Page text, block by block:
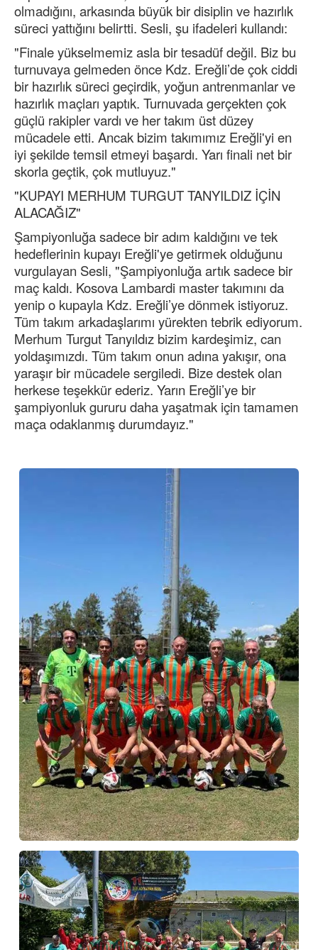
olmadığını, arkasında büyük bir disiplin ve hazırlık
süreci yattığını belirtti. Sesli, şu ifadeleri kullandı:
"Finale yükselmemiz asla bir tesadüf değil. Biz bu
turnuvaya gelmeden önce Kdz. Ereğli’de çok ciddi
bir hazırlık süreci geçirdik, yoğun antrenmanlar ve
hazırlık maçları yaptık. Turnuvada gerçekten çok
güçlü rakipler vardı ve her takım üst düzey
mücadele etti. Ancak bizim takımımız Ereğli'yi en
iyi şekilde temsil etmeyi başardı. Yarı finali net bir
skorla geçtik, çok mutluyuz."
"KUPAYI MERHUM TURGUT TANYILDIZ İÇİN
ALACAĞIZ"
Şampiyonluğa sadece bir adım kaldığını ve tek
hedeflerinin kupayı Ereğli'ye getirmek olduğunu
vurgulayan Sesli, "Şampiyonluğa artık sadece bir
maç kaldı. Kosova Lambardi master takımını da
yenip o kupayla Kdz. Ereğli’ye dönmek istiyoruz.
Tüm takım arkadaşlarımı yürekten tebrik ediyorum.
Merhum Turgut Tanyıldız bizim kardeşimiz, can
yoldaşımızdı. Tüm takım onun adına yakışır, ona
yaraşır bir mücadele sergiledi. Bize destek olan
herkese teşekkür ederiz. Yarın Ereğli’ye bir
şampiyonluk gururu daha yaşatmak için tamamen
maça odaklanmış durumdayız."